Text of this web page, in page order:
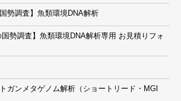
勢調査】魚類環境DNA解析
勢調査】魚類環境DNA解析専用 お見積りフォ
ガンメタゲノム解析（ショートリード・MGI